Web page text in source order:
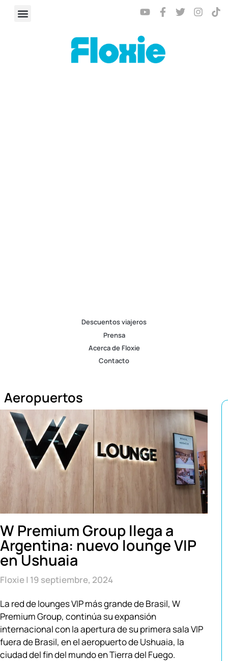
Descuentos viajeros
Prensa
Acerca de Floxie
Contacto
Aeropuertos
W Premium Group llega a
Argentina: nuevo lounge VIP
en Ushuaia
Floxie 19 septiembre, 2024
La red de lounges VIP más grande de Brasil, W
Premium Group, continúa su expansión
internacional con la apertura de su primera sala VIP
fuera de Brasil, en el aeropuerto de Ushuaia, la
ciudad del fin del mundo en Tierra del Fuego.